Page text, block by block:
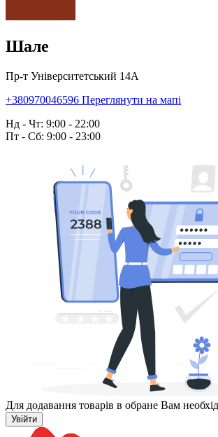
Шале
Пр-т Університетський 14А
+380970046596 Переглянути на мапі
Нд - Чт: 9:00 - 22:00
Пт - Сб: 9:00 - 23:00
Для додавання товарів в обране Вам
Увійти